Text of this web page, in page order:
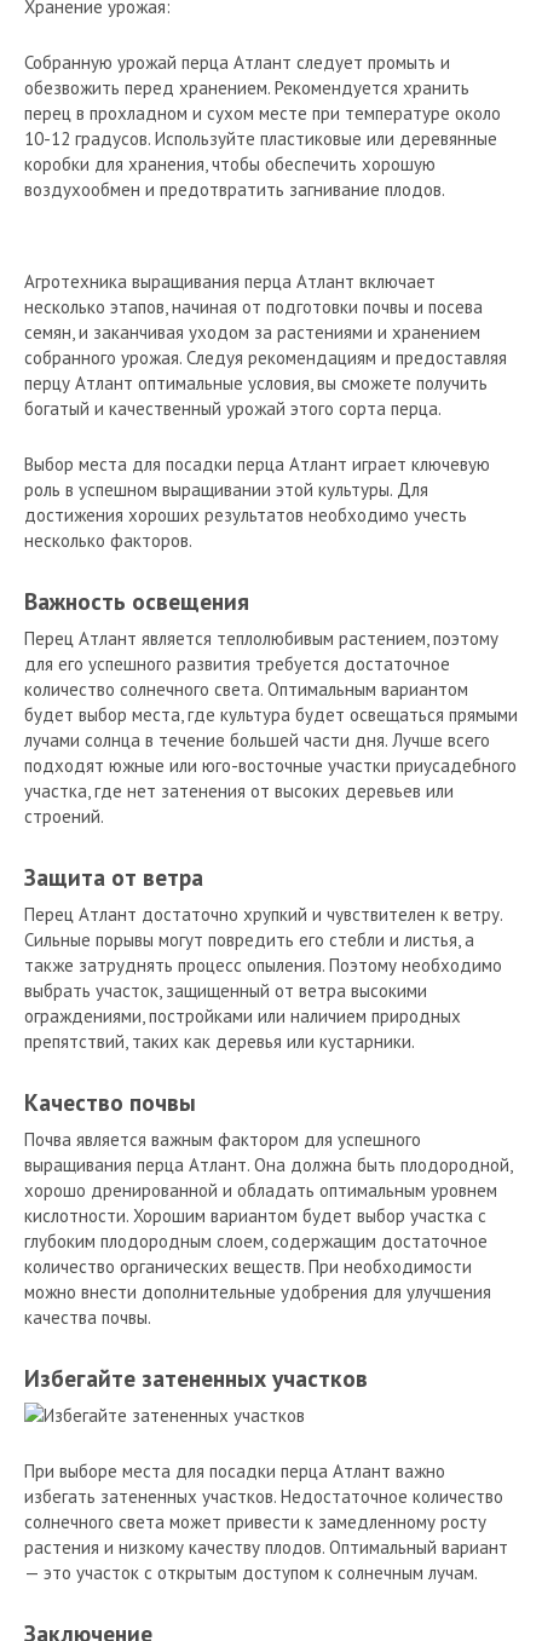
Хранение урожая:
Собранную урожай перца Атлант следует промыть и
обезвожить перед хранением. Рекомендуется хранить
перец в прохладном и сухом месте при температуре около
10-12 градусов. Используйте пластиковые или деревянные
коробки для хранения, чтобы обеспечить хорошую
воздухообмен и предотвратить загнивание плодов.
Агротехника выращивания перца Атлант включает
несколько этапов, начиная от подготовки почвы и посева
семян, и заканчивая уходом за растениями и хранением
собранного урожая. Следуя рекомендациям и предоставляя
перцу Атлант оптимальные условия, вы сможете получить
богатый и качественный урожай этого сорта перца.
Выбор места для посадки перца Атлант играет ключевую
роль в успешном выращивании этой культуры. Для
достижения хороших результатов необходимо учесть
несколько факторов.
Важность освещения
Перец Атлант является теплолюбивым растением, поэтому
для его успешного развития требуется достаточное
количество солнечного света. Оптимальным вариантом
будет выбор места, где культура будет освещаться прямыми
лучами солнца в течение большей части дня. Лучше всего
подходят южные или юго-восточные участки приусадебного
участка, где нет затенения от высоких деревьев или
строений.
Защита от ветра
Перец Атлант достаточно хрупкий и чувствителен к ветру.
Сильные порывы могут повредить его стебли и листья, а
также затруднять процесс опыления. Поэтому необходимо
выбрать участок, защищенный от ветра высокими
ограждениями, постройками или наличием природных
препятствий, таких как деревья или кустарники.
Качество почвы
Почва является важным фактором для успешного
выращивания перца Атлант. Она должна быть плодородной,
хорошо дренированной и обладать оптимальным уровнем
кислотности. Хорошим вариантом будет выбор участка с
глубоким плодородным слоем, содержащим достаточное
количество органических веществ. При необходимости
можно внести дополнительные удобрения для улучшения
качества почвы.
Избегайте затененных участков
При выборе места для посадки перца Атлант важно
избегать затененных участков. Недостаточное количество
солнечного света может привести к замедленному росту
растения и низкому качеству плодов. Оптимальный вариант
— это участок с открытым доступом к солнечным лучам.
Заключение